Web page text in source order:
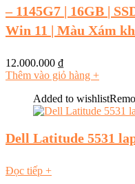
– 1145G7 | 16GB |
Win 11 | Màu Xám
12.000.000 ₫
Thêm vào giỏ hàng +
Added to wishlist
Dell Latitude 5531
Đọc tiếp +